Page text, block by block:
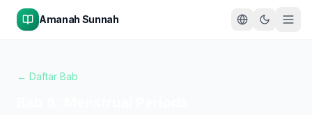
Amanah Sunnah
← Daftar Bab